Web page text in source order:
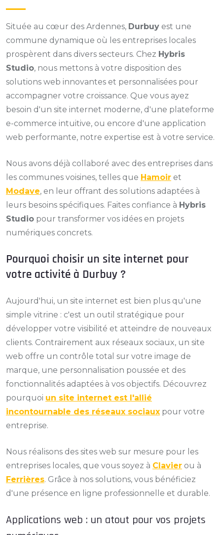
Située au cœur des Ardennes, Durbuy est une
commune dynamique où les entreprises locales
prospèrent dans divers secteurs. Chez Hybris
Studio, nous mettons à votre disposition des
solutions web innovantes et personnalisées pour
accompagner votre croissance. Que vous ayez
besoin d'un site internet moderne, d'une plateforme
e-commerce intuitive, ou encore d'une application
web performante, notre expertise est à votre service.
Nous avons déjà collaboré avec des entreprises dans
les communes voisines, telles que Hamoir et
Modave, en leur offrant des solutions adaptées à
leurs besoins spécifiques. Faites confiance à Hybris
Studio pour transformer vos idées en projets
numériques concrets.
Pourquoi choisir un site internet pour
votre activité à Durbuy ?
Aujourd'hui, un site internet est bien plus qu'une
simple vitrine : c'est un outil stratégique pour
développer votre visibilité et atteindre de nouveaux
clients. Contrairement aux réseaux sociaux, un site
web offre un contrôle total sur votre image de
marque, une personnalisation poussée et des
fonctionnalités adaptées à vos objectifs. Découvrez
pourquoi un site internet est l'allié
incontournable des réseaux sociaux pour votre
entreprise.
Nous réalisons des sites web sur mesure pour les
entreprises locales, que vous soyez à Clavier ou à
Ferrières. Grâce à nos solutions, vous bénéficiez
d'une présence en ligne professionnelle et durable.
Applications web : un atout pour vos projets